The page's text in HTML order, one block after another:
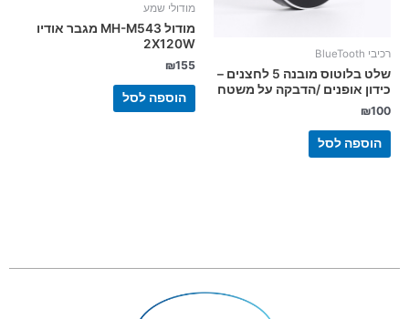
רכיבי BlueTooth
שלט בלוטוס מובנה 5 לחצנים –
כידון אופנים /הדבקה על משטח
₪100
הוספה לסל
מודולי שמע
מודול MH-M543 מגבר אודיו
2X120W
₪155
הוספה לסל